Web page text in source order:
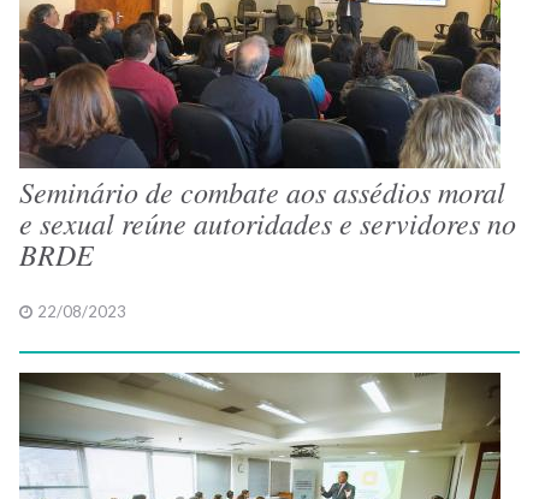
Seminário de combate aos assédios moral
e sexual reúne autoridades e servidores no
BRDE
22/08/2023